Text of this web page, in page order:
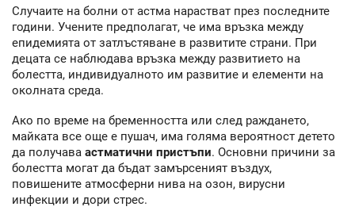
Случаите на болни от астма нарастват през последните
години. Учените предполагат, че има връзка между
епидемията от затлъстяване в развитите страни. При
децата се наблюдава връзка между развитието на
болестта, индивидуалното им развитие и елементи на
околната среда.
Ако по време на бременността или след раждането,
майката все още е пушач, има голяма вероятност детето
да получава астматични пристъпи. Основни причини за
болестта могат да бъдат замърсеният въздух,
повишените атмосферни нива на озон, вирусни
инфекции и дори стрес.